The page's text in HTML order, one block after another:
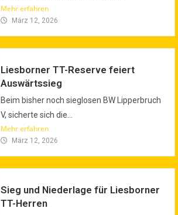
Mehr erfahren
März 12, 2026
Liesborner TT-Reserve feiert
Auswärtssieg
Beim bisher noch sieglosen BW Lipperbruch
V, sicherte sich die...
Mehr erfahren
März 12, 2026
Sieg und Niederlage für Liesborner
TT-Herren